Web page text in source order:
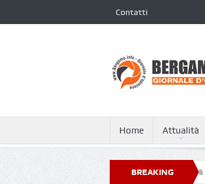
Contatti
Home Attualità
BREAKING
XXIII nella classifica dei 250 ospedali più green